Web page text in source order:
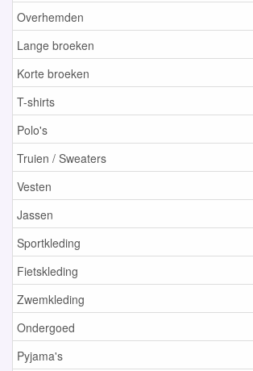
Overhemden
Lange broeken
Korte broeken
T-shirts
Polo's
Truien / Sweaters
Vesten
Jassen
Sportkleding
Fietskleding
Zwemkleding
Ondergoed
Pyjama's